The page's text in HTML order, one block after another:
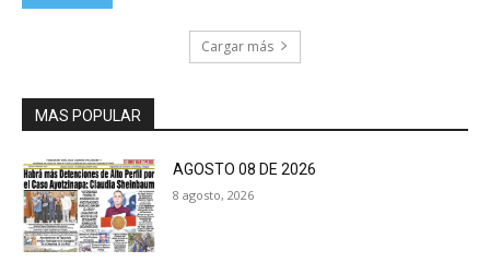
Cargar más
MAS POPULAR
AGOSTO 08 DE 2026
8 agosto, 2026